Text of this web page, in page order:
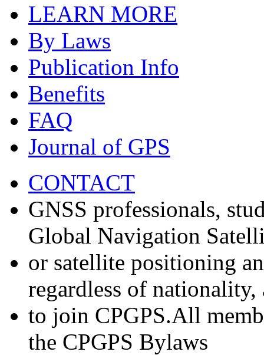
LEARN MORE
By Laws
Publication Info
Benefits
FAQ
Journal of GPS
CONTACT
GNSS professionals,
Global Navigation
or satellite positioning
regardless of nationality,
to join CPGPS.All
the CPGPS Bylaws